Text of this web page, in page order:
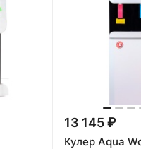
13 145 ₽
Кулер Aqua